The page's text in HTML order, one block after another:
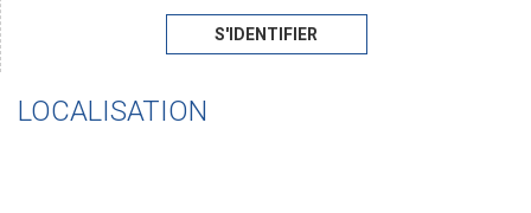
S'IDENTIFIER
LOCALISATION